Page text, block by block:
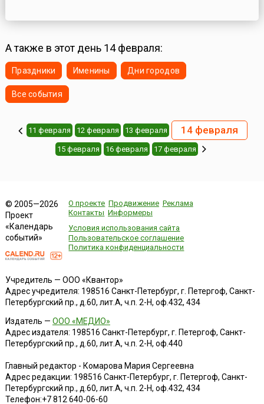
А также в этот день 14 февраля:
Праздники Именины Дни городов
Все события
11 февраля 12 февраля 13 февраля 14 февраля
15 февраля 16 февраля 17 февраля
© 2005—2026
Проект
«Календарь
событий»
О проекте Продвижение Реклама
Контакты Информеры
Условия использования сайта
Пользовательское соглашение
Политика конфиденциальности
Учредитель — ООО «Квантор»
Адрес учредителя: 198516 Санкт-Петербург, г. Петергоф, Санкт-
Петербургский пр., д.60, лит.А, ч.п. 2-Н, оф.432, 434
Издатель — ООО «МЕДИО»
Адрес издателя: 198516 Санкт-Петербург, г. Петергоф, Санкт-
Петербургский пр., д.60, лит.А, ч.п. 2-Н, оф.440
Главный редактор - Комарова Мария Сергеевна
Адрес редакции: 198516 Санкт-Петербург, г. Петергоф, Санкт-
Петербургский пр., д.60, лит.А, ч.п. 2-Н, оф.432, 434
Телефон:+7 812 640-06-60